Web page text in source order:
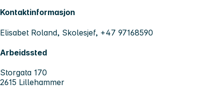
Kontaktinformasjon
Elisabet Roland, Skolesjef, +47 97168590
Arbeidssted
Storgata 170
2615 Lillehammer